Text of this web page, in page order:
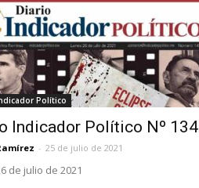
Político
Indicador Político Nº 134
- 25 de julio de 2021
de julio de 2021